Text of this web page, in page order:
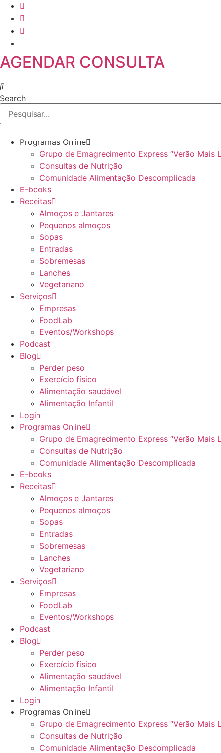
Skip
content
AGENDAR CONSULTA
Search
Programas Online
Grupo de Emagrecimento Express “Verão Mais
Consultas de Nutrição
Comunidade Alimentação Descomplicada
E-books
Receitas
Almoços e Jantares
Pequenos almoços
Sopas
Entradas
Sobremesas
Lanches
Vegetariano
Serviços
Empresas
FoodLab
Eventos/Workshops
Podcast
Blog
Perder peso
Exercício físico
Alimentação saudável
Alimentação Infantil
Login
Programas Online
Grupo de Emagrecimento Express “Verão Mais
Consultas de Nutrição
Comunidade Alimentação Descomplicada
E-books
Receitas
Almoços e Jantares
Pequenos almoços
Sopas
Entradas
Sobremesas
Lanches
Vegetariano
Serviços
Empresas
FoodLab
Eventos/Workshops
Podcast
Blog
Perder peso
Exercício físico
Alimentação saudável
Alimentação Infantil
Login
Programas Online
Grupo de Emagrecimento Express “Verão Mais
Consultas de Nutrição
Comunidade Alimentação Descomplicada